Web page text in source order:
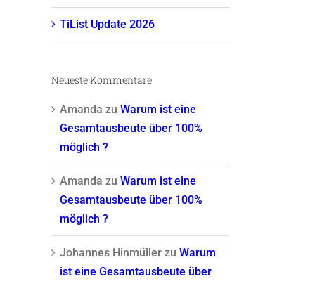
TiList Update 2026
Neueste Kommentare
Amanda zu Warum ist eine
Gesamtausbeute über 100%
möglich ?
Amanda zu Warum ist eine
Gesamtausbeute über 100%
möglich ?
Johannes Hinmüller zu Warum
ist eine Gesamtausbeute über